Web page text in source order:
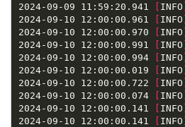
2024-09-09 11:59:20.941
[ INFO ]
2024-09-10 12:00:00.961
[ INFO ]
2024-09-10 12:00:00.970
[ INFO ]
2024-09-10 12:00:00.991
[ INFO ]
2024-09-10 12:00:00.994
[ INFO ]
2024-09-10 12:00:00.019
[ INFO ]
2024-09-10 12:00:00.722
[ INFO ]
2024-09-10 12:00:00.074
[ INFO ]
2024-09-10 12:00:00.141
[ INFO ]
2024-09-10 12:00:00.141
[ INFO ]